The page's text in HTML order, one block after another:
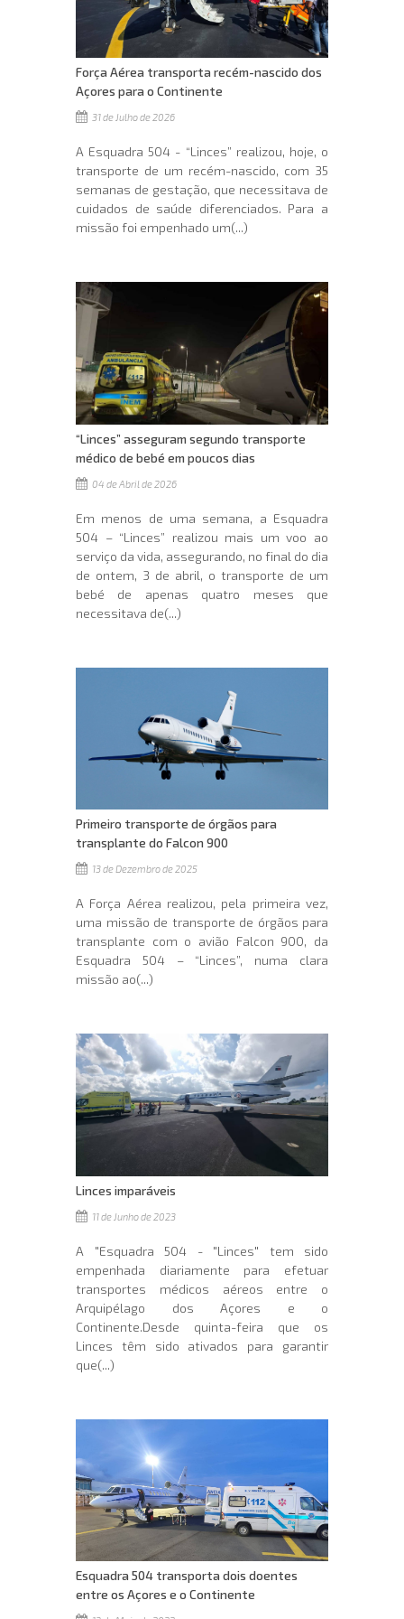
Força Aérea transporta recém-nascido dos
Açores para o Continente
31 de Julho de 2026
A Esquadra 504 - “Linces” realizou, hoje, o
transporte de um recém-nascido, com 35
semanas de gestação, que necessitava de
cuidados de saúde diferenciados. Para a
missão foi empenhado um(...)
“Linces” asseguram segundo transporte
médico de bebé em poucos dias
04 de Abril de 2026
Em menos de uma semana, a Esquadra
504 – “Linces” realizou mais um voo ao
serviço da vida, assegurando, no final do dia
de ontem, 3 de abril, o transporte de um
bebé de apenas quatro meses que
necessitava de(...)
Primeiro transporte de órgãos para
transplante do Falcon 900
13 de Dezembro de 2025
A Força Aérea realizou, pela primeira vez,
uma missão de transporte de órgãos para
transplante com o avião Falcon 900, da
Esquadra 504 – “Linces”, numa clara
missão ao(...)
Linces imparáveis
11 de Junho de 2023
A "Esquadra 504 - "Linces" tem sido
empenhada diariamente para efetuar
transportes médicos aéreos entre o
Arquipélago dos Açores e o
Continente.Desde quinta-feira que os
Linces têm sido ativados para garantir
que(...)
Esquadra 504 transporta dois doentes
entre os Açores e o Continente